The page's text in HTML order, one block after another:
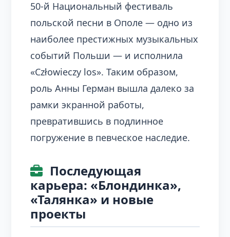
50-й Национальный фестиваль
польской песни в Ополе — одно из
наиболее престижных музыкальных
событий Польши — и исполнила
«Człowieczy los». Таким образом,
роль Анны Герман вышла далеко за
рамки экранной работы,
превратившись в подлинное
погружение в певческое наследие.
Последующая
карьера: «Блондинка»,
«Талянка» и новые
проекты